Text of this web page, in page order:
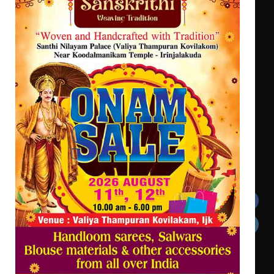
ട്യുണീഷ്യൻ ചിത്രം ” ദി വോയിസ്
ഓഫ് ഹിന്ദ് റജബ് ” ഇരിങ്ങാലക്കുട
ഫിലിം സൊസൈറ്റി ആഗസ്റ്റ് 7
വെള്ളിയാഴ്ച സ്‌ക്രീൻ ചെയ്യുന്നു
സെന്റ് ജോസഫ്സ് കോളജ്
കോമേഴ്‌സ് അസോസിയേഷന്
തുടക്കമായി
Get In Touch
Twitter Facebook
LinkedIn Instagram
YouTube